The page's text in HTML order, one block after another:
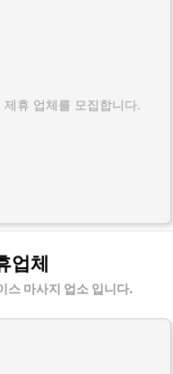
제휴 업체를 모집합니다.
업체
스 마사지 업소 입니다.